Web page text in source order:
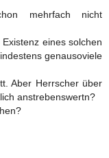
mehrfach nicht
eines solchen
genausoviele
Aber Herrscher über
anstrebenswertn?